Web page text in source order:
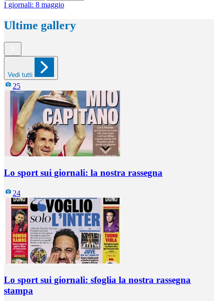
I giornali: 8 maggio
Ultime gallery
Vedi tutti
25
Lo sport sui giornali: la nostra rassegna
24
Lo sport sui giornali: sfoglia la nostra rassegna
stampa